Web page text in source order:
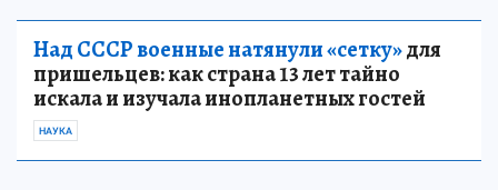
Над СССР военные натянули «сетку»для
пришельцев: как страна 13 лет тайно
искала и изучала инопланетных гостей
НАУКА